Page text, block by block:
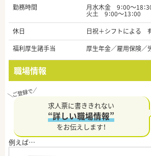
勤務時間
月水木金 9：00～18：
火土 9：00～13：00
休日
日祝＋シフトによる
福利厚生諸手当
厚生年金／雇用保険／
職場情報
求人票に書ききれない
“詳しい職場情報”
をお伝えします！